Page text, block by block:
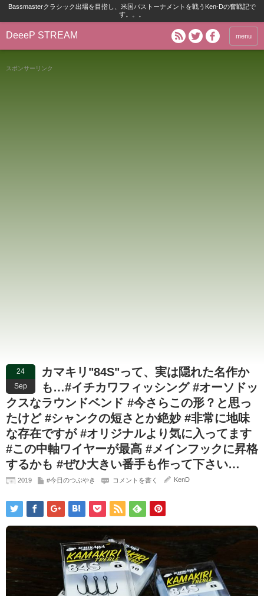
Bassmasterクラシック出場を目指し、米国バストーナメントを戦うKen-Dの奮戦記で
す。。。
DeeeP STREAM menu
スポンサーリンク
24
Sep
カマキリ"84S"って、実は隠れた名作か
も…#イチカワフィッシング #オーソドッ
クスなラウンドベンド #今さらこの形？と思っ
たけど #シャンクの短さとか絶妙 #非常に地味
な存在ですが #オリジナルより気に入ってます
#この中軸ワイヤーが最高 #メインフックに昇格
するかも #ぜひ大きい番手も作って下さい…
2019 #今日のつぶやき コメントを書く KenD